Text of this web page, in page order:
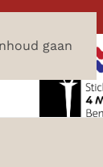
gaan